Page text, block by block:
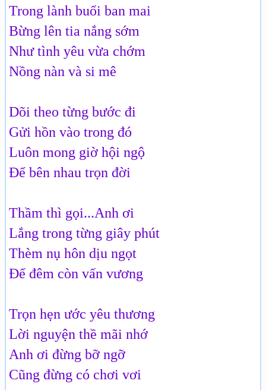
Trong lành buổi ban mai
Bừng lên tia nắng sớm
Như tình yêu vừa chớm
Nồng nàn và si mê
Dõi theo từng bước đi
Gửi hồn vào trong đó
Luôn mong giờ hội ngộ
Để bên nhau trọn đời
Thầm thì gọi...Anh ơi
Lắng trong từng giây phút
Thèm nụ hôn dịu ngọt
Để đêm còn vấn vương
Trọn hẹn ước yêu thương
Lời nguyện thề mãi nhớ
Anh ơi đừng bỡ ngỡ
Cũng đừng có chơi vơi